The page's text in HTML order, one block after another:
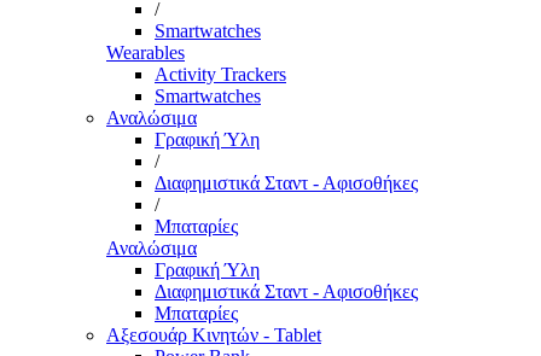
/
Smartwatches
Wearables
Activity Trackers
Smartwatches
Αναλώσιμα
Γραφική Ύλη
/
Διαφημιστικά Σταντ - Αφισοθήκες
/
Μπαταρίες
Αναλώσιμα
Γραφική Ύλη
Διαφημιστικά Σταντ - Αφισοθήκες
Μπαταρίες
Αξεσουάρ Κινητών - Tablet